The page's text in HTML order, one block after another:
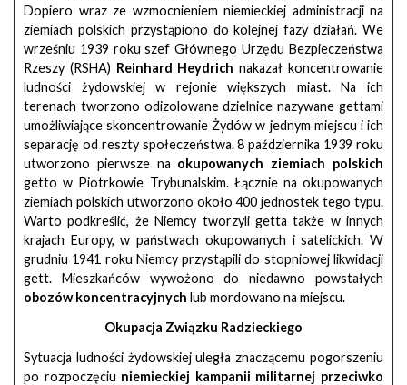
Dopiero wraz ze wzmocnieniem niemieckiej administracji na
ziemiach polskich przystąpiono do kolejnej fazy działań. We
wrześniu 1939 roku szef Głównego Urzędu Bezpieczeństwa
Rzeszy (RSHA) Reinhard Heydrich nakazał koncentrowanie
ludności żydowskiej w rejonie większych miast. Na ich
terenach tworzono odizolowane dzielnice nazywane gettami
umożliwiające skoncentrowanie Żydów w jednym miejscu i ich
separację od reszty społeczeństwa. 8 października 1939 roku
utworzono pierwsze na okupowanych ziemiach polskich
getto w Piotrkowie Trybunalskim. Łącznie na okupowanych
ziemiach polskich utworzono około 400 jednostek tego typu.
Warto podkreślić, że Niemcy tworzyli getta także w innych
krajach Europy, w państwach okupowanych i satelickich. W
grudniu 1941 roku Niemcy przystąpili do stopniowej likwidacji
gett. Mieszkańców wywożono do niedawno powstałych
obozów koncentracyjnych lub mordowano na miejscu.
Okupacja Związku Radzieckiego
Sytuacja ludności żydowskiej uległa znaczącemu pogorszeniu
po rozpoczęciu niemieckiej kampanii militarnej przeciwko